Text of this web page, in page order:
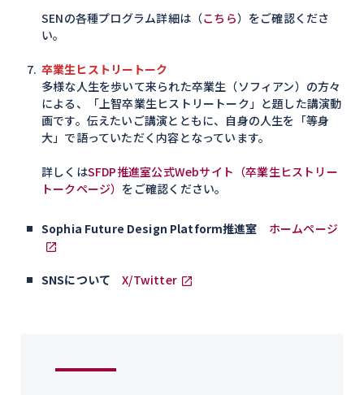
SENの各種プログラム詳細は（こちら）をご確認くださ
い。
卒業生ヒストリートーク
多様な人生を歩いて来られた卒業生（ソフィアン）の方々
による、「上智卒業生ヒストリートーク」と題した講演動
画です。伝えたいご講演とともに、自身の人生を「等身
大」で語っていただく内容となっています。
詳しくはSFDP推進室公式Webサイト（卒業生ヒストリー
トークページ） をご確認ください。
Sophia Future Design Platform推進室 ホームページ
SNSについて X/Twitter